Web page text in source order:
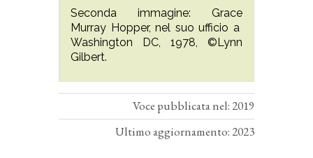
Seconda immagine: Grace
Murray Hopper, nel suo ufficio a
Washington DC, 1978, ©Lynn
Gilbert.
Voce pubblicata nel: 2019
Ultimo aggiornamento: 2023